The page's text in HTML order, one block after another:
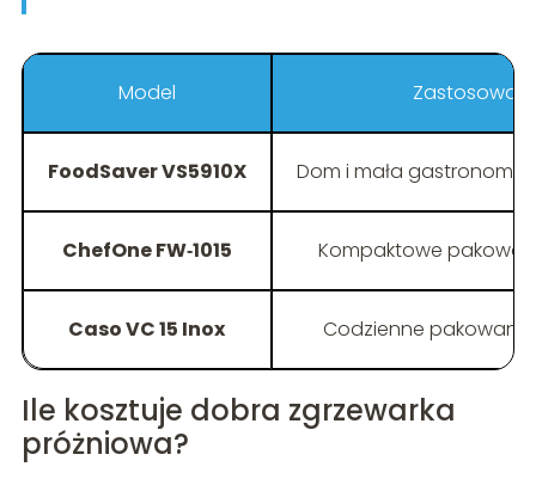
Model
FoodSaver VS5910X Dom i mała
ChefOne FW‑1015 Kompaktowe
Caso VC 15 Inox Codzienne
Ile kosztuje dobra zgrzewarka
próżniowa?